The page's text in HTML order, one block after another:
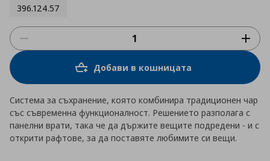
396.124.57
Добави в кошницата
Система за съхранение, която комбинира традиционен чар
със съвременна функционалност. Решението разполага с
панелни врати, така че да държите вещите подредени - и с
открити рафтове, за да поставяте любимите си вещи.